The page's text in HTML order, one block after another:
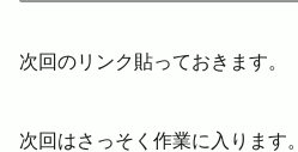
次回のリンク貼っておきます。
次回はさっそく作業に入ります。